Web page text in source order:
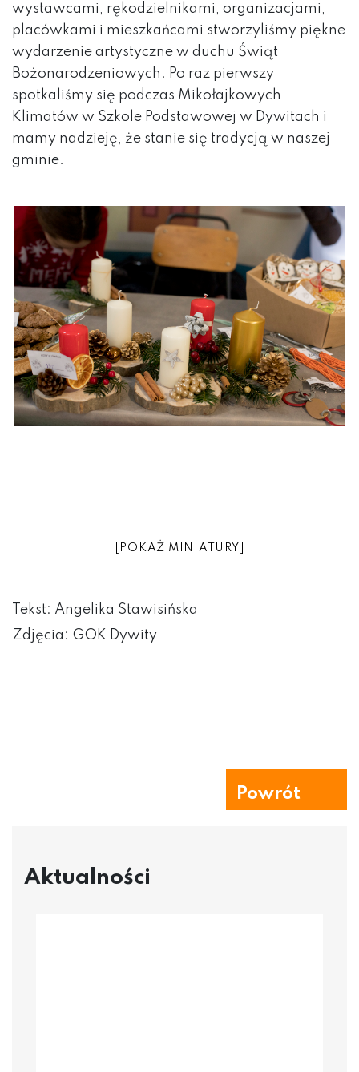
wystawcami, rękodzielnikami, organizacjami,
placówkami i mieszkańcami stworzyliśmy piękne
wydarzenie artystyczne w duchu Świąt
Bożonarodzeniowych. Po raz pierwszy
spotkaliśmy się podczas Mikołajkowych
Klimatów w Szkole Podstawowej w Dywitach i
mamy nadzieję, że stanie się tradycją w naszej
gminie.
[POKAŻ MINIATURY]
Tekst: Angelika Stawisińska
Zdjęcia: GOK Dywity
Powrót
Aktualności